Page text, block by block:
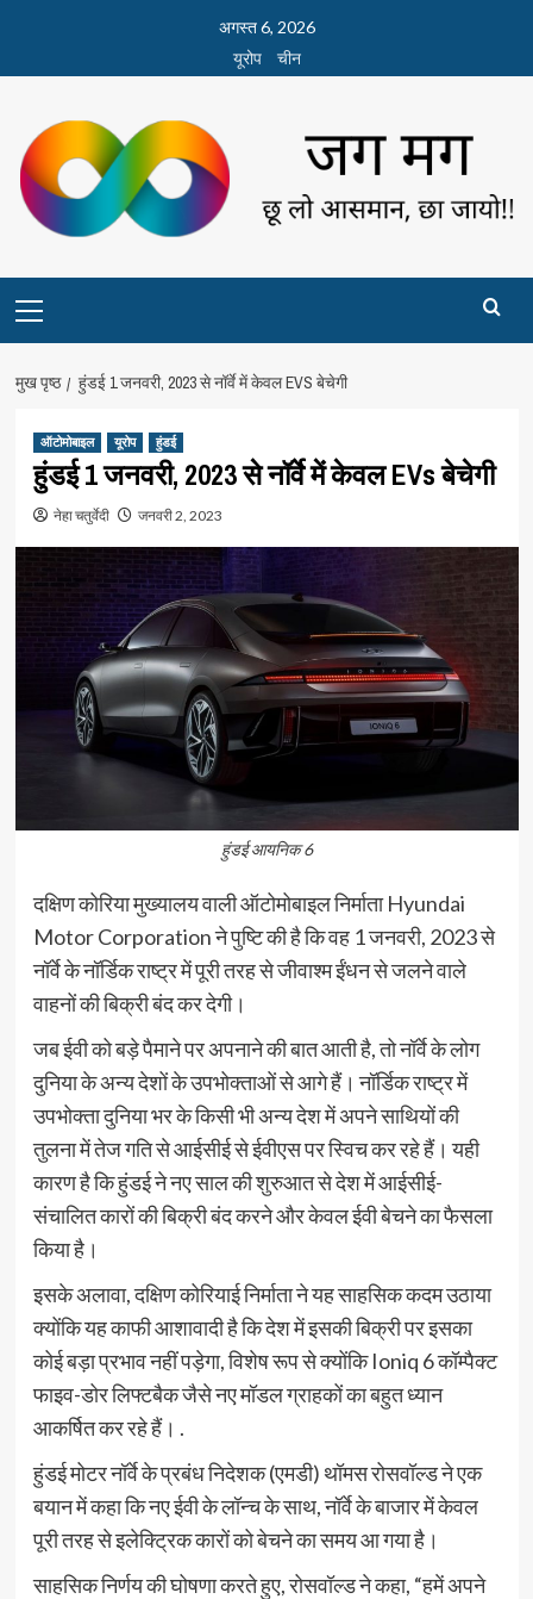
पर
अगस्त 6, 2026
यूरोप
चीन
Menu
मुख पृष्ठ हुंडई 1 जनवरी, 2023 से नॉर्वे में केवल EVS बेचेगी
ऑटोमोबाइल यूरोप हुंडई
हुंडई 1 जनवरी, 2023 से नॉर्वे में केवल EVs बेचेगी
नेहा चतुर्वेदी जनवरी 2, 2023
हुंडई आयनिक 6
दक्षिण कोरिया मुख्यालय वाली ऑटोमोबाइल निर्माता Hyundai
Motor Corporation ने पुष्टि की है कि वह 1 जनवरी, 2023 से
नॉर्वे के नॉर्डिक राष्ट्र में पूरी तरह से जीवाश्म ईंधन से जलने वाले
वाहनों की बिक्री बंद कर देगी।
जब ईवी को बड़े पैमाने पर अपनाने की बात आती है, तो नॉर्वे के लोग
दुनिया के अन्य देशों के उपभोक्ताओं से आगे हैं। नॉर्डिक राष्ट्र में
उपभोक्ता दुनिया भर के किसी भी अन्य देश में अपने साथियों की
तुलना में तेज गति से आईसीई से ईवीएस पर स्विच कर रहे हैं। यही
कारण है कि हुंडई ने नए साल की शुरुआत से देश में आईसीई-
संचालित कारों की बिक्री बंद करने और केवल ईवी बेचने का फैसला
किया है।
इसके अलावा, दक्षिण कोरियाई निर्माता ने यह साहसिक कदम उठाया
क्योंकि यह काफी आशावादी है कि देश में इसकी बिक्री पर इसका
कोई बड़ा प्रभाव नहीं पड़ेगा, विशेष रूप से क्योंकि Ioniq 6 कॉम्पैक्ट
फाइव-डोर लिफ्टबैक जैसे नए मॉडल ग्राहकों का बहुत ध्यान
आकर्षित कर रहे हैं। .
हुंडई मोटर नॉर्वे के प्रबंध निदेशक (एमडी) थॉमस रोसवॉल्ड ने एक
बयान में कहा कि नए ईवी के लॉन्च के साथ, नॉर्वे के बाजार में केवल
पूरी तरह से इलेक्ट्रिक कारों को बेचने का समय आ गया है।
साहसिक निर्णय की घोषणा करते हुए, रोसवॉल्ड ने कहा, “हमें अपने